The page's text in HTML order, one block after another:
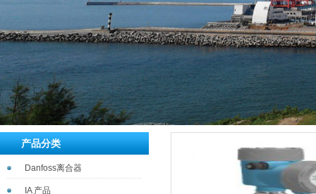
产品分类
Danfoss离合器
IA 产品